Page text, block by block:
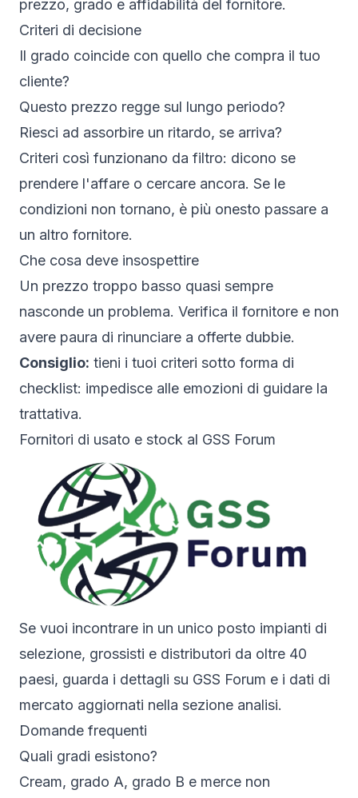
prezzo, grado e affidabilità del fornitore.
Criteri di decisione
Il grado coincide con quello che compra il tuo
cliente?
Questo prezzo regge sul lungo periodo?
Riesci ad assorbire un ritardo, se arriva?
Criteri così funzionano da filtro: dicono se
prendere l'affare o cercare ancora. Se le
condizioni non tornano, è più onesto passare a
un altro fornitore.
Che cosa deve insospettire
Un prezzo troppo basso quasi sempre
nasconde un problema. Verifica il fornitore e non
avere paura di rinunciare a offerte dubbie.
Consiglio: tieni i tuoi criteri sotto forma di
checklist: impedisce alle emozioni di guidare la
trattativa.
Fornitori di usato e stock al GSS Forum
Se vuoi incontrare in un unico posto impianti di
selezione, grossisti e distributori da oltre 40
paesi, guarda i dettagli su GSS Forum e i dati di
mercato aggiornati nella sezione analisi.
Domande frequenti
Quali gradi esistono?
Cream, grado A, grado B e merce non